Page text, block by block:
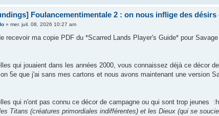
Foulancementimentale 2 : on nous inflige des
» mer. juil. 08, 2026 10:27 am
recevoir ma copie PDF du *Scarred Lands Player's Guide* pour
qui jouaient dans les années 2000, vous connaissez déjà ce décor
5e que j'ai sans mes cartons et nous avons maintenant une version
qui n'ont pas connu ce décor de campagne ou qui sont trop jeunes
Titans (créatures primordiales indifférentes) et les Dieux (qui se